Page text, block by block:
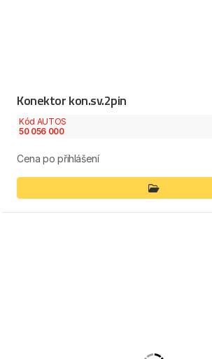
Konektor kon.sv.2pin
Kód AUTOS
50 056 000
Cena po přihlášení